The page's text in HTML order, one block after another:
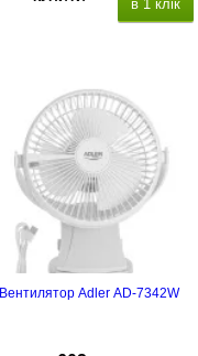
в 1 клік
Вентилятор Adler AD-7342W